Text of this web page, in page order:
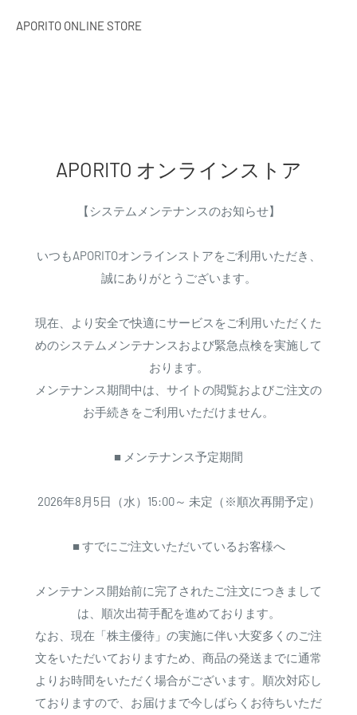
APORITO ONLINE STORE
APORITO オンラインストア
【システムメンテナンスのお知らせ】
いつもAPORITOオンラインストアをご利用いただき、
誠にありがとうございます。
現在、より安全で快適にサービスをご利用いただくた
めのシステムメンテナンスおよび緊急点検を実施して
おります。
メンテナンス期間中は、サイトの閲覧およびご注文の
お手続きをご利用いただけません。
■ メンテナンス予定期間
2026年8月5日（水）15:00～ 未定（※順次再開予定）
■ すでにご注文いただいているお客様へ
メンテナンス開始前に完了されたご注文につきまして
は、順次出荷手配を進めております。
なお、現在「株主優待」の実施に伴い大変多くのご注
文をいただいておりますため、商品の発送までに通常
よりお時間をいただく場合がございます。順次対応し
ておりますので、お届けまで今しばらくお待ちいただ